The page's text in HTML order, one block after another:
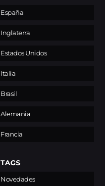
España
Inglaterra
Estados Unidos
Italia
Brasil
Alemania
Francia
TAGS
Novedades